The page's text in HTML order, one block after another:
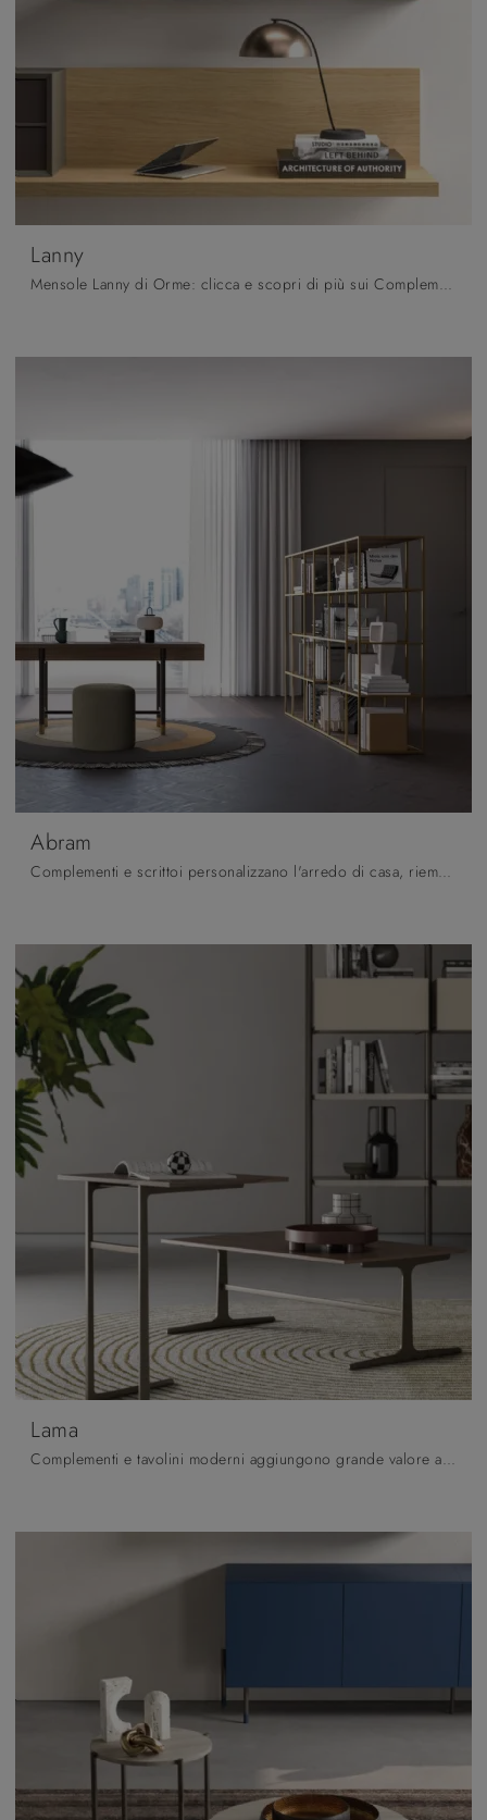
Lanny
Mensole Lanny di Orme: clicca e scopri di più sui Complementi e mensole moderni in melaminico del rinomato brand!
Abram
Complementi e scrittoi personalizzano l'arredo di casa, riempiendo lo spazio in modo utile e rendendolo accogliente e di grande valore estetico.
Lama
Complementi e tavolini moderni aggiungono grande valore all’arredo delle nostre case e sono plurifunzionali oltre che belli da vedere.